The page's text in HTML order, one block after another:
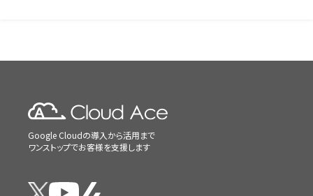
Google Cloudの導入から活用まで
ワンストップでお客様を支援します